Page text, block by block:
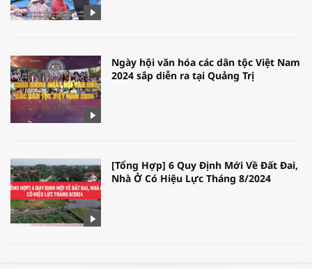
Ngày hội văn hóa các dân tộc Việt Nam
2024 sắp diễn ra tại Quảng Trị
[Tổng Hợp] 6 Quy Định Mới Về Đất Đai,
Nhà Ở Có Hiệu Lực Tháng 8/2024